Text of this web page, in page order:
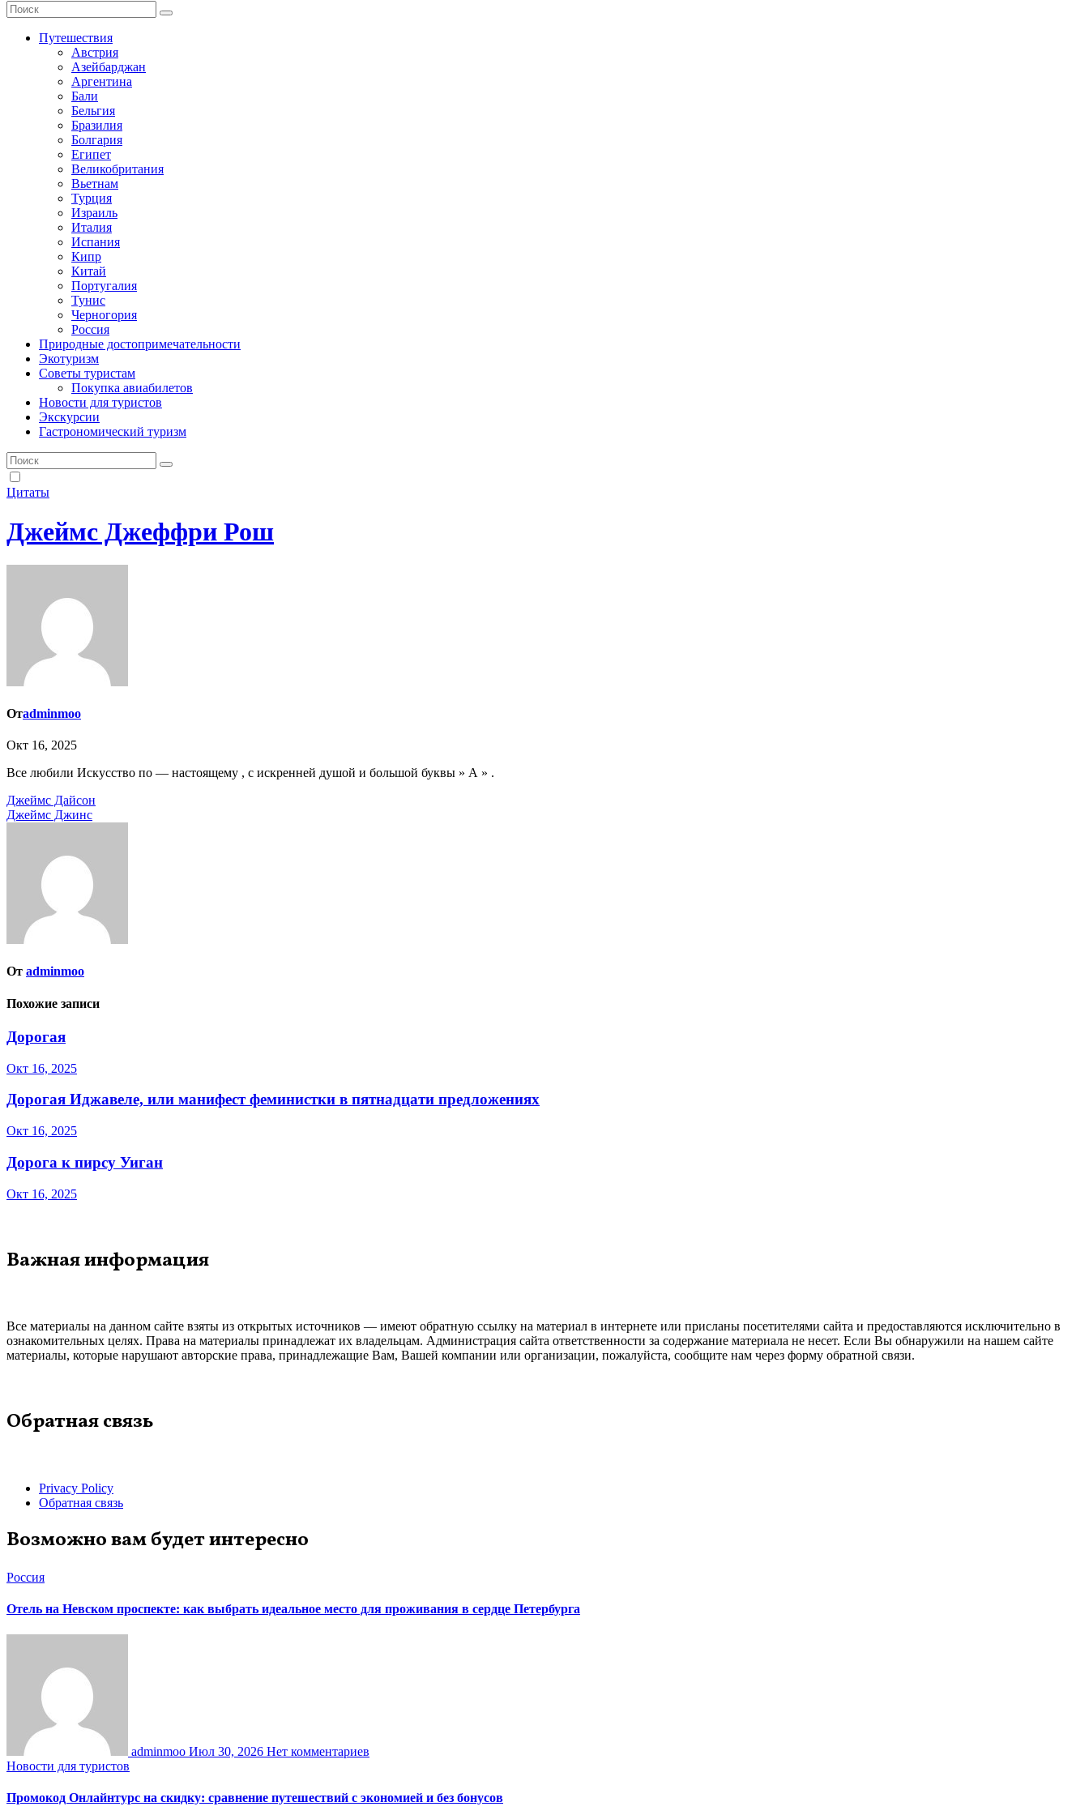
Путешествия
Австрия
Азейбарджан
Аргентина
Бали
Бельгия
Бразилия
Болгария
Египет
Великобритания
Вьетнам
Турция
Израиль
Италия
Испания
Кипр
Китай
Португалия
Тунис
Черногория
Россия
Природные достопримечательности
Экотуризм
Советы туристам
Покупка авиабилетов
Новости для туристов
Экскурсии
Гастрономический туризм
Цитаты
Джеймс Джеффри Рош
Отadminmoo
Окт 16, 2025
Все любили Искусство по — настоящему , с искренней душой и большой буквы » А » .
Навигация
по
Джеймс Дайсон
Джеймс Джинс
От adminmoo
Похожие записи
Дорогая
Окт 16, 2025
Дорогая Иджавеле, или манифест феминистки в пятнадцати предложениях
Окт 16, 2025
Дорога к пирсу Уиган
Окт 16, 2025
Важная информация
Все материалы на данном сайте взяты из открытых источников — имеют обратную ссылку на материал в интернете или присланы посетителями сайта и предоставляются исключительно в
ознакомительных целях. Права на материалы принадлежат их владельцам. Администрация сайта ответственности за содержание материала не несет. Если Вы обнаружили на нашем сайте
материалы, которые нарушают авторские права, принадлежащие Вам, Вашей компании или организации, пожалуйста, сообщите нам через форму обратной связи.
Обратная связь
Privacy Policy
Обратная связь
Возможно вам будет интересно
Россия
Отель на Невском проспекте: как выбрать идеальное место для проживания в сердце Петербурга
adminmoo Июл 30, 2026 Нет комментариев
Новости для туристов
Промокод Онлайнтурс на скидку: сравнение путешествий с экономией и без бонусов